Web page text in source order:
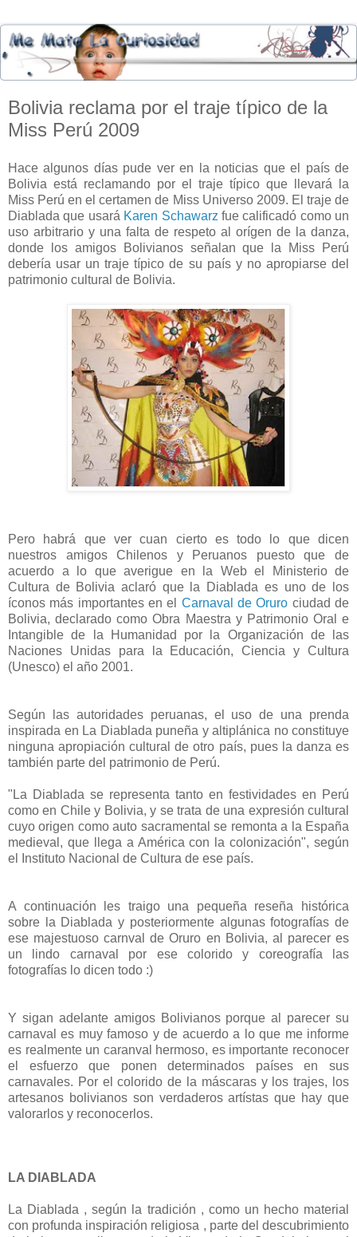
Bolivia reclama por el traje típico de la
Miss Perú 2009
Hace algunos días pude ver en la noticias que el país de
Bolivia está reclamando por el traje típico que llevará la
Miss Perú en el certamen de Miss Universo 2009. El traje de
Diablada que usará Karen Schawarz fue calificadó como un
uso arbitrario y una falta de respeto al orígen de la danza,
donde los amigos Bolivianos señalan que la Miss Perú
debería usar un traje típico de su país y no apropiarse del
patrimonio cultural de Bolivia.
Pero habrá que ver cuan cierto es todo lo que dicen
nuestros amigos Chilenos y Peruanos puesto que de
acuerdo a lo que averigue en la Web el Ministerio de
Cultura de Bolivia aclaró que la Diablada es uno de los
íconos más importantes en el Carnaval de Oruro ciudad de
Bolivia, declarado como Obra Maestra y Patrimonio Oral e
Intangible de la Humanidad por la Organización de las
Naciones Unidas para la Educación, Ciencia y Cultura
(Unesco) el año 2001.
Según las autoridades peruanas, el uso de una prenda
inspirada en La Diablada puneña y altiplánica no constituye
ninguna apropiación cultural de otro país, pues la danza es
también parte del patrimonio de Perú.
"La Diablada se representa tanto en festividades en Perú
como en Chile y Bolivia, y se trata de una expresión cultural
cuyo origen como auto sacramental se remonta a la España
medieval, que llega a América con la colonización", según
el Instituto Nacional de Cultura de ese país.
A continuación les traigo una pequeña reseña histórica
sobre la Diablada y posteriormente algunas fotografías de
ese majestuoso carnval de Oruro en Bolivia, al parecer es
un lindo carnaval por ese colorido y coreografía las
fotografías lo dicen todo :)
Y sigan adelante amigos Bolivianos porque al parecer su
carnaval es muy famoso y de acuerdo a lo que me informe
es realmente un caranval hermoso, es importante reconocer
el esfuerzo que ponen determinados países en sus
carnavales. Por el colorido de la máscaras y los trajes, los
artesanos bolivianos son verdaderos artístas que hay que
valorarlos y reconocerlos.
LA DIABLADA
La Diablada , según la tradición , como un hecho material
con profunda inspiración religiosa , parte del descubrimiento